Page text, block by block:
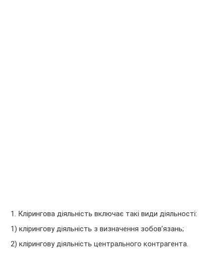
1. Клірингова діяльність включає такі види діяльності:
1) клірингову діяльність з визначення зобов’язань;
2) клірингову діяльність центрального контрагента.